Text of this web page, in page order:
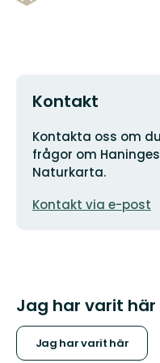
Kontakt
Adress
Kontakta oss om
frågor om Haninges
Naturkarta.
postadress
Kontakt via e-post
Jag har varit här
Jag har varit här